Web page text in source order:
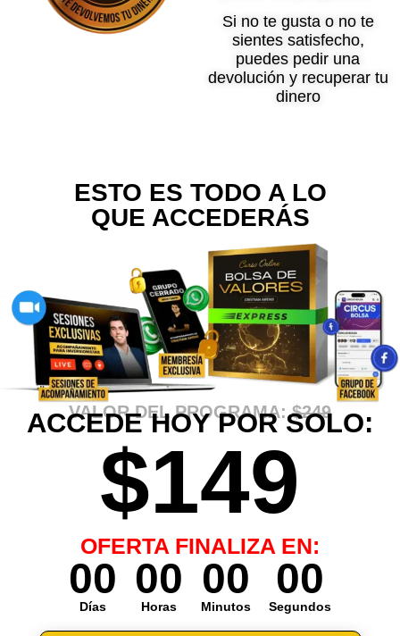
Si no te gusta o no te
sientes satisfecho,
puedes pedir una
devolución y recuperar tu
dinero
ESTO ES TODO A LO
QUE ACCEDERÁS
VALOR DEL PROGRAMA:$249
ACCEDE HOY POR SOLO:
$149
OFERTA FINALIZA EN:
00
Días
00
Horas
00
Minutos
00
Segundos